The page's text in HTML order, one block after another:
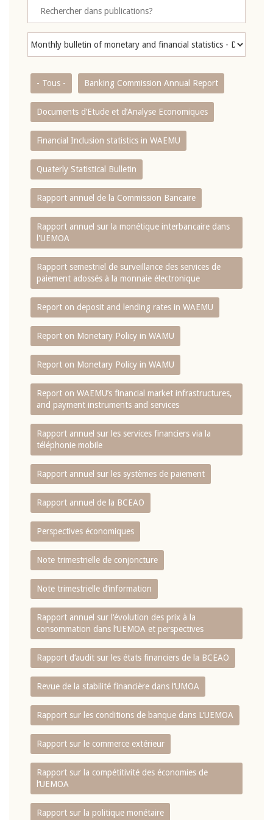
- Tous - Banking Commission Annual Report
Documents d’Etude et d’Analyse Economiques
Financial Inclusion statistics in WAEMU
Quaterly Statistical Bulletin
Rapport annuel de la Commission Bancaire
Rapport annuel sur la monétique interbancaire dans
l'UEMOA
Rapport semestriel de surveillance des services de
paiement adossés à la monnaie électronique
Report on deposit and lending rates in WAEMU
Report on Monetary Policy in WAMU
Report on Monetary Policy in WAMU
Report on WAEMU’s financial market infrastructures,
and payment instruments and services
Rapport annuel sur les services financiers via la
téléphonie mobile
Rapport annuel sur les systèmes de paiement
Rapport annuel de la BCEAO
Perspectives économiques
Note trimestrielle de conjoncture
Note trimestrielle d‘information
Rapport annuel sur l‘évolution des prix à la
consommation dans l‘UEMOA et perspectives
Rapport d‘audit sur les états financiers de la BCEAO
Revue de la stabilité financière dans l‘UMOA
Rapport sur les conditions de banque dans L‘UEMOA
Rapport sur le commerce extérieur
Rapport sur la compétitivité des économies de
l‘UEMOA
Rapport sur la politique monétaire